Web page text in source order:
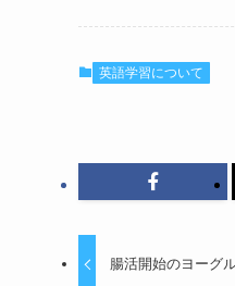
英語学習について
腸活開始のヨーグ